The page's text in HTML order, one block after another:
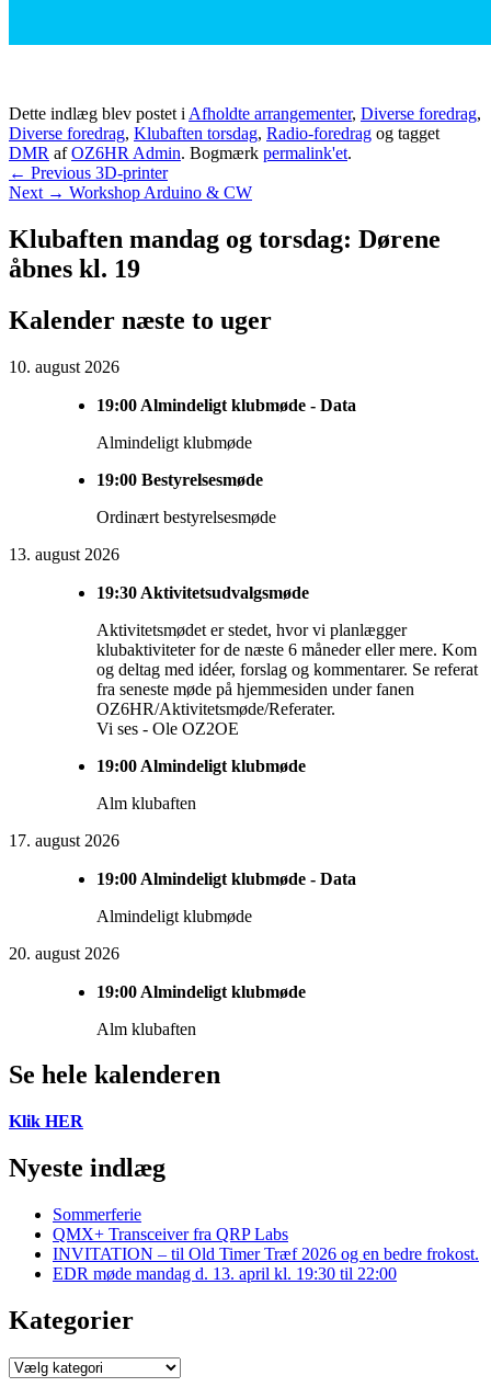
Dette indlæg blev postet i Afholdte arrangementer, Diverse foredrag,
Diverse foredrag, Klubaften torsdag, Radio-foredrag og tagget
DMR afOZ6HR Admin. Bogmærk permalink'et.
Indlægsnavigation
← Previous Previous
post:
3D-printer
Next → Next
Workshop Arduino & CW
Primary
Sidebar
Area
Klubaften mandag og torsdag: Dørene
åbnes kl. 19
Kalender næste to uger
10. august 2026
19:00 Almindeligt klubmøde - Data
Almindeligt klubmøde
19:00 Bestyrelsesmøde
Ordinært bestyrelsesmøde
13. august 2026
19:30 Aktivitetsudvalgsmøde
Aktivitetsmødet er stedet, hvor vi planlægger
klubaktiviteter for de næste 6 måneder eller mere. Kom
og deltag med idéer, forslag og kommentarer. Se referat
fra seneste møde på hjemmesiden under fanen
OZ6HR/Aktivitetsmøde/Referater.
Vi ses - Ole OZ2OE
19:00 Almindeligt klubmøde
Alm klubaften
17. august 2026
19:00 Almindeligt klubmøde - Data
Almindeligt klubmøde
20. august 2026
19:00 Almindeligt klubmøde
Alm klubaften
Se hele kalenderen
Klik HER
Nyeste indlæg
Sommerferie
QMX+ Transceiver fra QRP Labs
INVITATION – til Old Timer Træf 2026 og en bedre frokost.
EDR møde mandag d. 13. april kl. 19:30 til 22:00
Kategorier
Kategorier